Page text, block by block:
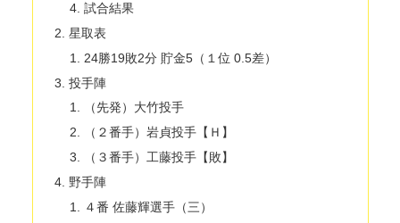
試合結果
星取表
24勝19敗2分 貯金5（１位 0.5差）
投手陣
（先発）大竹投手
（２番手）岩貞投手【Ｈ】
（３番手）工藤投手【敗】
野手陣
４番 佐藤輝選手（三）